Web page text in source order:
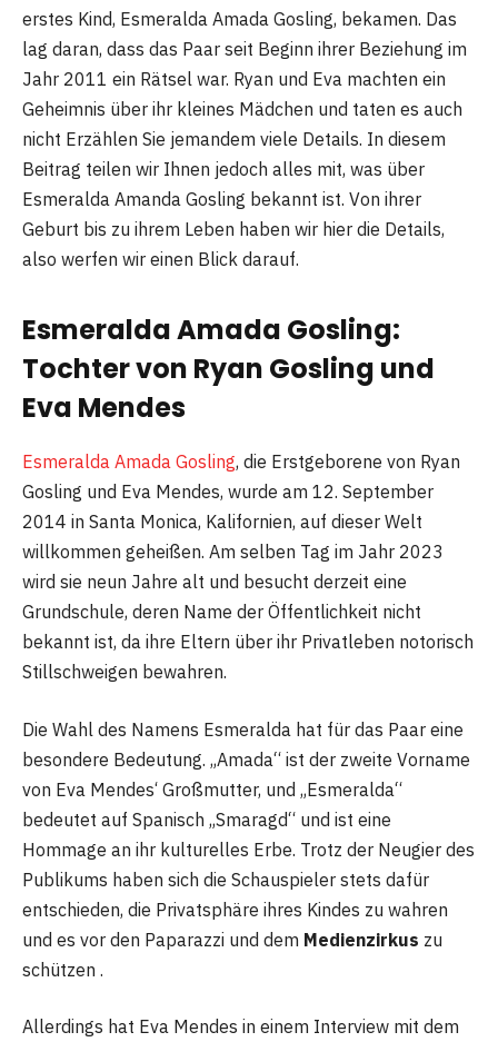
erstes Kind, Esmeralda Amada Gosling, bekamen. Das
lag daran, dass das Paar seit Beginn ihrer Beziehung im
Jahr 2011 ein Rätsel war. Ryan und Eva machten ein
Geheimnis über ihr kleines Mädchen und taten es auch
nicht Erzählen Sie jemandem viele Details. In diesem
Beitrag teilen wir Ihnen jedoch alles mit, was über
Esmeralda Amanda Gosling bekannt ist. Von ihrer
Geburt bis zu ihrem Leben haben wir hier die Details,
also werfen wir einen Blick darauf.
Esmeralda Amada Gosling:
Tochter von Ryan Gosling und
Eva Mendes
Esmeralda Amada Gosling, die Erstgeborene von Ryan
Gosling und Eva Mendes, wurde am 12. September
2014 in Santa Monica, Kalifornien, auf dieser Welt
willkommen geheißen. Am selben Tag im Jahr 2023
wird sie neun Jahre alt und besucht derzeit eine
Grundschule, deren Name der Öffentlichkeit nicht
bekannt ist, da ihre Eltern über ihr Privatleben notorisch
Stillschweigen bewahren.
Die Wahl des Namens Esmeralda hat für das Paar eine
besondere Bedeutung. „Amada“ ist der zweite Vorname
von Eva Mendes‘ Großmutter, und „Esmeralda“
bedeutet auf Spanisch „Smaragd“ und ist eine
Hommage an ihr kulturelles Erbe. Trotz der Neugier des
Publikums haben sich die Schauspieler stets dafür
entschieden, die Privatsphäre ihres Kindes zu wahren
und es vor den Paparazzi und dem Medienzirkus zu
schützen .
Allerdings hat Eva Mendes in einem Interview mit dem